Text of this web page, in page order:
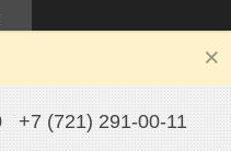
+7 (721) 291-00-11